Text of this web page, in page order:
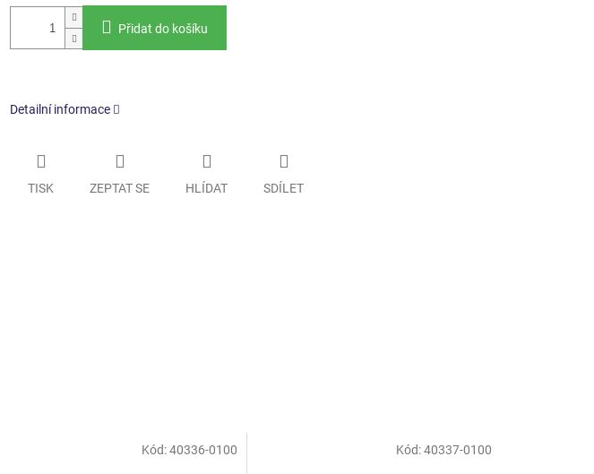
Přidat do košíku
Detailní informace
TISK ZEPTAT SE HLÍDAT SDÍLET
Kód:40336-0100 Kód:40337-0100